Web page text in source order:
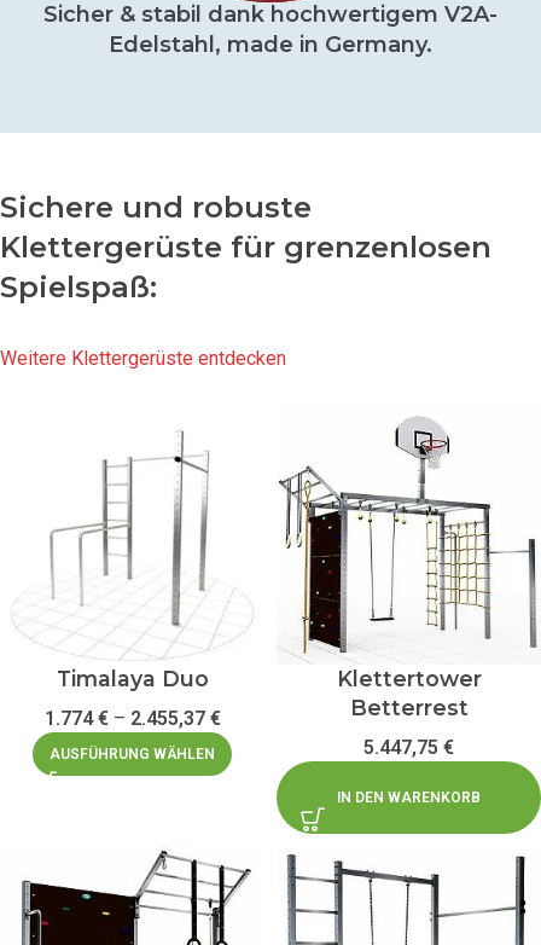
Sicher & stabil dank hochwertigem V2A-
Edelstahl, made in Germany.
Sichere und robuste
Klettergerüste für grenzenlosen
Spielspaß:
Weitere Klettergerüste entdecken
Timalaya Duo
1.774€– 2.455,37 €
AUSFÜHRUNG WÄHLEN
Klettertower
Betterrest
5.447,75 €
IN DEN WARENKORB